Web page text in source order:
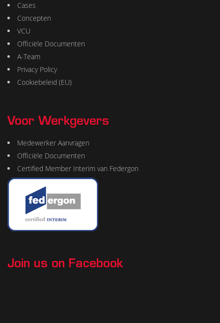
Cases
Concepten
VCU
Officiële Documenten
A-Team
Privacy Policy
Cookiebeleid (EU)
Voor Werkgevers
Medewerker Aanvragen
Officiële Documenten
Certified Member Interim van Federgon
Join us on Facebook